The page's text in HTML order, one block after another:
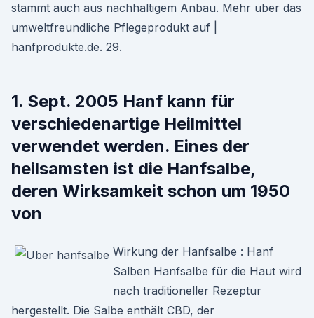
stammt auch aus nachhaltigem Anbau. Mehr über das
umweltfreundliche Pflegeprodukt auf |
hanfprodukte.de. 29.
1. Sept. 2005 Hanf kann für
verschiedenartige Heilmittel
verwendet werden. Eines der
heilsamsten ist die Hanfsalbe,
deren Wirksamkeit schon um 1950
von
Wirkung der Hanfsalbe : Hanf
Salben Hanfsalbe für die Haut wird
nach traditioneller Rezeptur
hergestellt. Die Salbe enthält CBD, der